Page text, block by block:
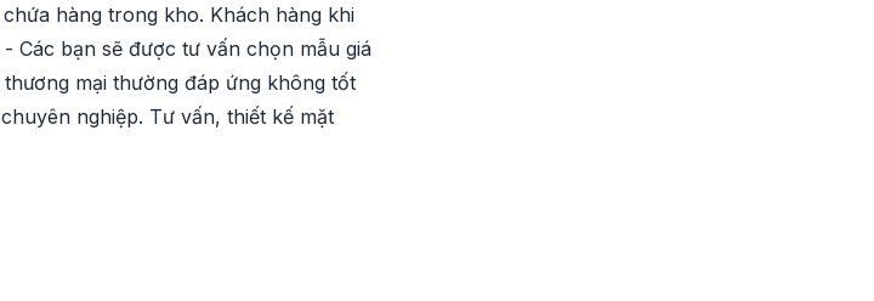
hàng trong kho. Khách hàng khi
Các bạn sẽ được tư vấn chọn mẫu giá
mại thường đáp ứng không tốt
nghiệp. Tư vấn, thiết kế mặt